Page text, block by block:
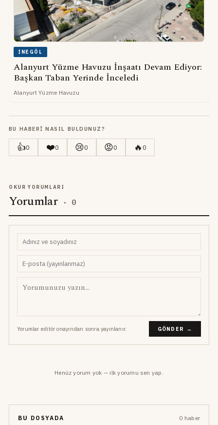
İNEGÖL
Alanyurt Yüzme Havuzu İnşaatı Devam Ediyor:
Başkan Taban Yerinde İnceledi
Alanyurt Yüzme Havuzu
BU HABERI NASIL BULDUNUZ?
👍0 ❤️0 😢0 😡0 🔥0
OKUR YORUMLARI
Yorumlar · 0
Yorumlar editör onayından sonra yayınlanır. GÖNDER →
Henüz yorum yok — ilk yorumu sen yap.
BU DOSYADA 0 haber